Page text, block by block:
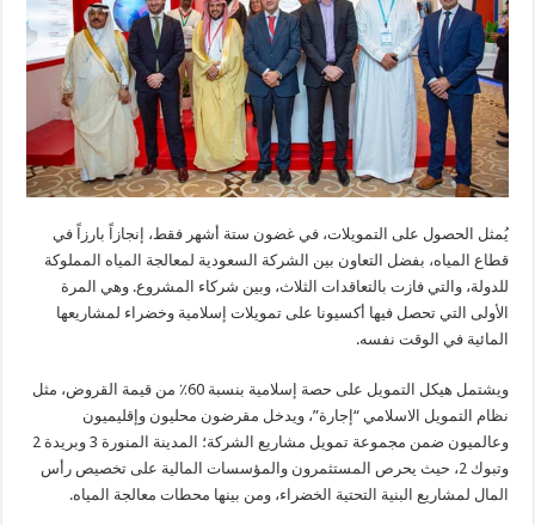
يُمثل الحصول على التمويلات، في غضون ستة أشهر فقط، إنجازاً بارزاً في
قطاع المياه، بفضل التعاون بين الشركة السعودية لمعالجة المياه المملوكة
للدولة، والتي فازت بالتعاقدات الثلاث، وبين شركاء المشروع. وهي المرة
الأولى التي تحصل فيها أكسيونا على تمويلات إسلامية وخضراء لمشاريعها
المائية في الوقت نفسه.
ويشتمل هيكل التمويل على حصة إسلامية بنسبة 60٪ من قيمة القروض، مثل
نظام التمويل الاسلامي “إجارة”، ويدخل مقرضون محليون وإقليميون
وعالميون ضمن مجموعة تمويل مشاريع الشركة؛ المدينة المنورة 3 وبريدة 2
وتبوك 2، حيث يحرص المستثمرون والمؤسسات المالية على تخصيص رأس
المال لمشاريع البنية التحتية الخضراء، ومن بينها محطات معالجة المياه.